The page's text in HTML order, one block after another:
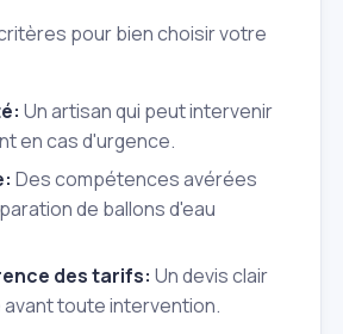
pour bien choisir votre
Un artisan qui peut intervenir
en cas d'urgence.
Des compétences avérées
de ballons d'eau
des tarifs: Un devis clair
avant toute intervention.